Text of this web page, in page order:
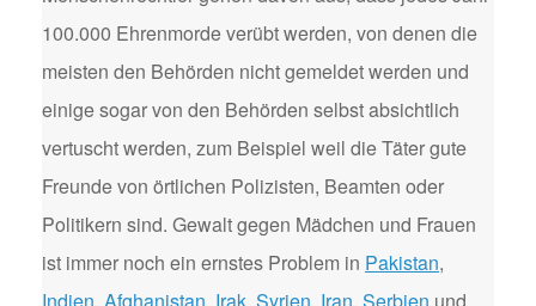
100.000 Ehrenmorde verübt werden, von denen die
meisten den Behörden nicht gemeldet werden und
einige sogar von den Behörden selbst absichtlich
vertuscht werden, zum Beispiel weil die Täter gute
Freunde von örtlichen Polizisten, Beamten oder
Politikern sind. Gewalt gegen Mädchen und Frauen
ist immer noch ein ernstes Problem in Pakistan,